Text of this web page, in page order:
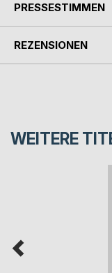
PRESSESTIMMEN
REZENSIONEN
WEITERE